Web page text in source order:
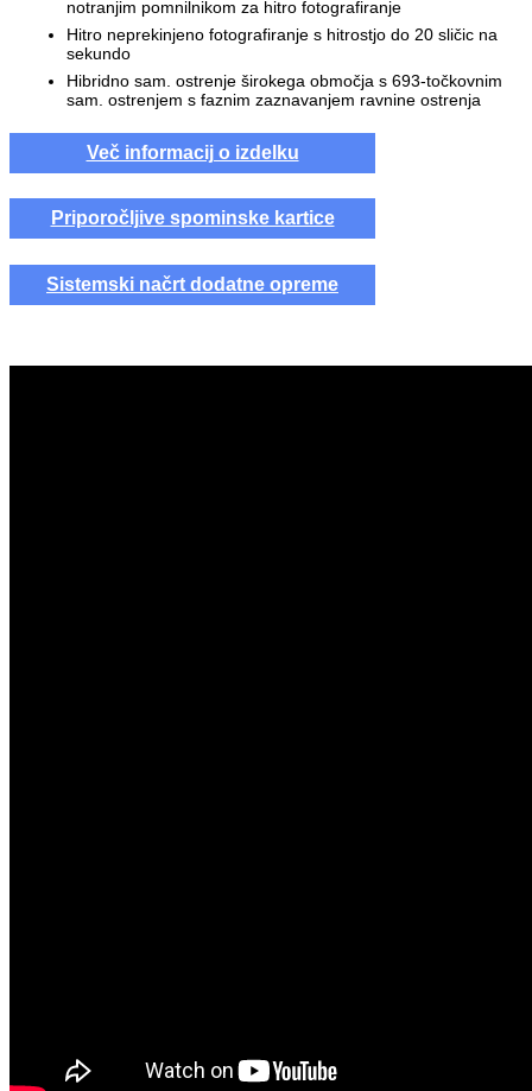
notranjim pomnilnikom za hitro fotografiranje
Hitro neprekinjeno fotografiranje s hitrostjo do 20 sličic na
sekundo
Hibridno sam. ostrenje širokega območja s 693-točkovnim
sam. ostrenjem s faznim zaznavanjem ravnine ostrenja
Več informacij o izdelku
Priporočljive spominske kartice
Sistemski načrt dodatne opreme